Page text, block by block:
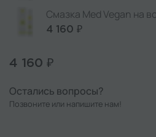
Смазка Med Vegan на
4 160 ₽
4 160 ₽
Остались вопросы?
Позвоните или напишите нам!